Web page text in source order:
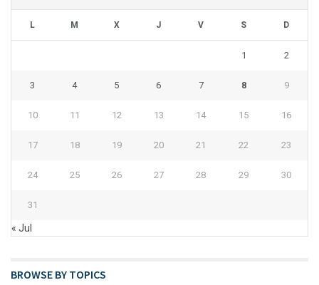
L M X J V S D
1 2
3 4 5 6 7 8 9
10 11 12 13 14 15 16
17 18 19 20 21 22 23
24 25 26 27 28 29 30
31
« Jul
BROWSE BY TOPICS